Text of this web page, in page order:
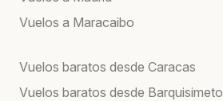
Vuelos a Maracaibo
Vuelos baratos desde Caracas
Vuelos baratos desde Barquisimeto